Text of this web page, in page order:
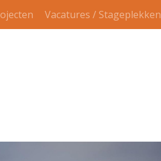
Vacatures / Stageplekken